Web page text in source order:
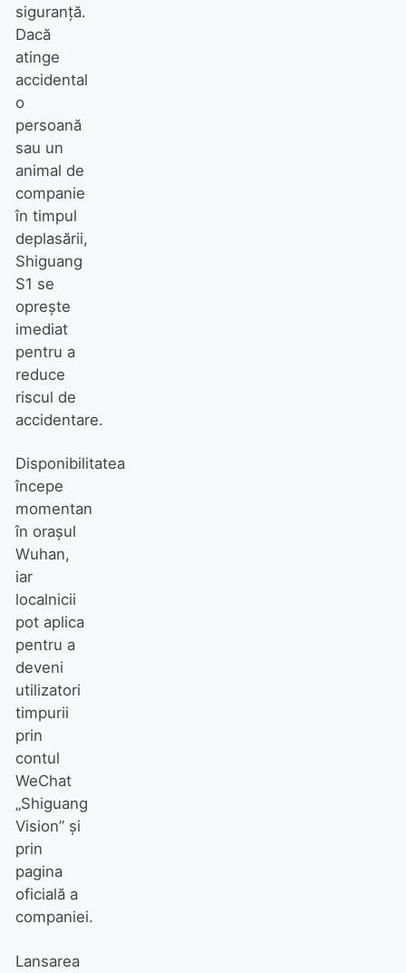
siguranță.
Dacă
atinge
accidental
o
persoană
sau un
animal de
companie
în timpul
deplasării,
Shiguang
S1 se
oprește
imediat
pentru a
reduce
riscul de
accidentare.
Disponibilitatea
începe
momentan
în orașul
Wuhan,
iar
localnicii
pot aplica
pentru a
deveni
utilizatori
timpurii
prin
contul
WeChat
„Shiguang
Vision” și
prin
pagina
oficială a
companiei.
Lansarea